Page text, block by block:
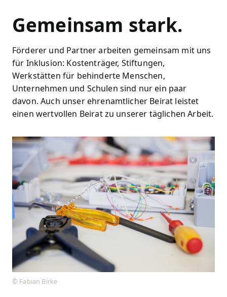
© Fabian Birke
Gemeinsam stark.
Förderer und Partner arbeiten gemeinsam mit uns
für Inklusion: Kostenträger, Stiftungen,
Werkstätten für behinderte Menschen,
Unternehmen und Schulen sind nur ein paar
davon. Auch unser ehrenamtlicher Beirat leistet
einen wertvollen Beirat zu unserer täglichen Arbeit.